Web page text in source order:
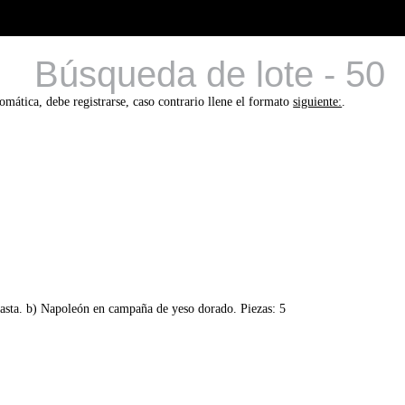
Búsqueda de lote - 50
debe registrarse, caso contrario llene el formatosiguiente:.
b) Napoleón en campaña de yeso dorado. Piezas: 5